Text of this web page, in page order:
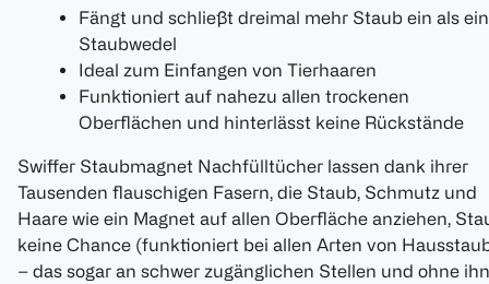
Fängt und schließt dreimal mehr Staub ein als ein
Staubwedel
Ideal zum Einfangen von Tierhaaren
Funktioniert auf nahezu allen trockenen
Oberflächen und hinterlässt keine Rückstände
Swiffer Staubmagnet Nachfülltücher lassen dank ihrer
Tausenden flauschigen Fasern, die Staub, Schmutz und
Haare wie ein Magnet auf allen Oberfläche anziehen,
keine Chance (funktioniert bei allen Arten von
– das sogar an schwer zugänglichen Stellen und ohne ihn